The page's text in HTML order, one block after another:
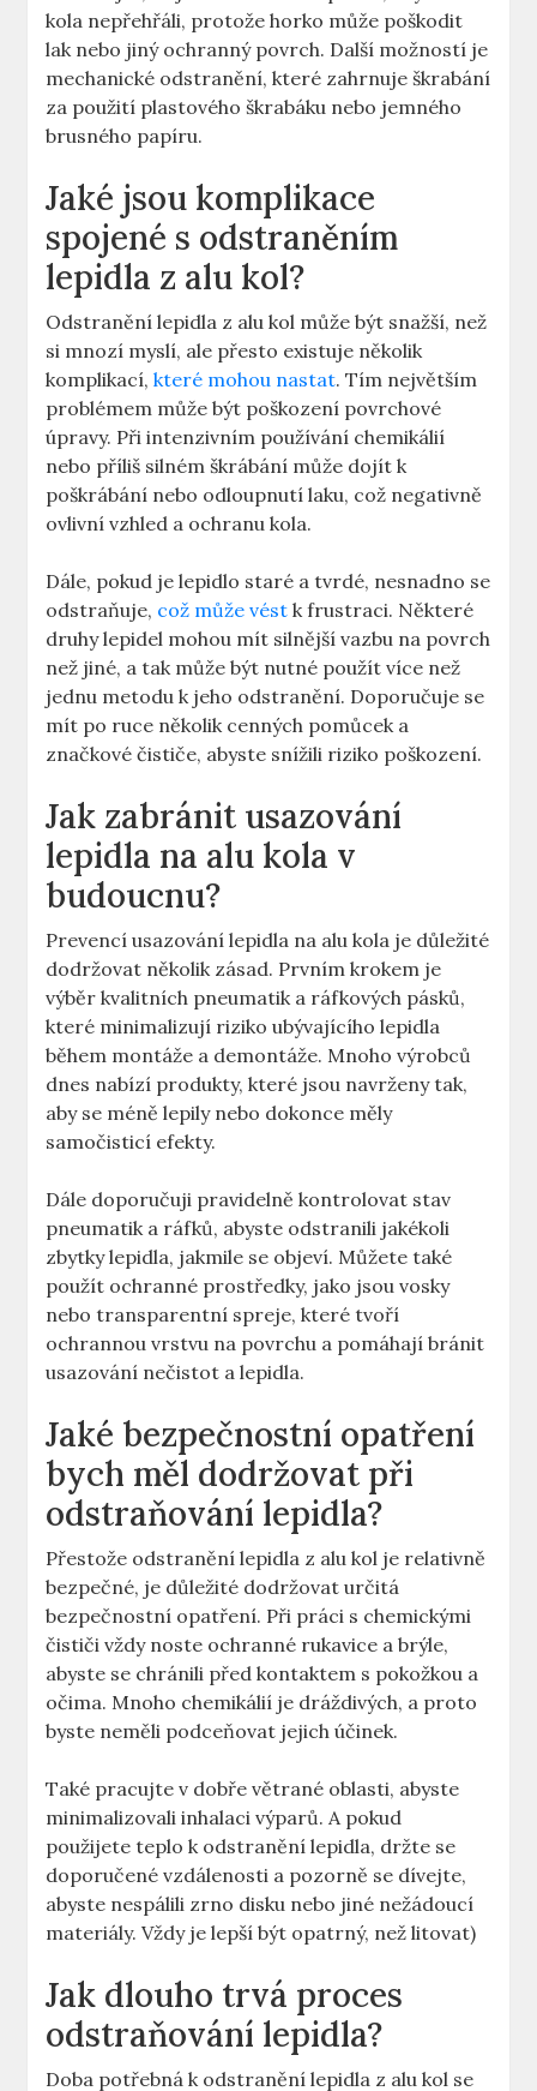
kola nepřehřáli, protože horko může poškodit
lak nebo⁢ jiný⁤ ochranný povrch. Další možností je
mechanické odstranění, které zahrnuje ​škrabání
za použití plastového škrabáku ⁣nebo jemného
brusného papíru.
Jaké⁣ jsou komplikace
spojené⁤ s ‌odstraněním
lepidla z alu ⁢kol?
Odstranění lepidla z alu kol může být snažší, než
si mnozí myslí, ale přesto existuje několik
komplikací, ⁢které mohou nastat. Tím největším
problémem může být poškození povrchové
úpravy. Při intenzivním‌ používání chemikálií
nebo příliš ‍silném škrábání může dojít k
poškrábání nebo odloupnutí laku, což negativně
ovlivní vzhled a ochranu kola.
Dále, pokud je lepidlo staré a tvrdé, nesnadno se
odstraňuje, ‌ což může vést k frustraci. Některé
druhy‌ lepidel mohou mít silnější vazbu⁤ na povrch
než jiné, a‍ tak⁤ může být nutné použít⁢ více ​než
jednu metodu k ​jeho odstranění.​ Doporučuje se
mít po ruce několik cenných pomůcek ‌a
značkové čističe, abyste snížili riziko poškození.
Jak zabránit usazování
lepidla na alu kola v
budoucnu?
Prevencí usazování lepidla na​ alu kola je důležité
dodržovat několik zásad. Prvním krokem je
výběr kvalitních pneumatik a ‌ráfkových pásků,
které minimalizují riziko ubývajícího lepidla‍
během ⁣montáže ⁤a demontáže.‍ Mnoho výrobců
dnes nabízí produkty, které ‌jsou navrženy tak,
aby se méně lepily nebo dokonce ⁣měly
samočisticí efekty.
Dále doporučuji pravidelně kontrolovat stav
pneumatik a‍ ráfků, abyste odstranili⁢ jakékoli
zbytky lepidla, jakmile se objeví. ‌Můžete také
použít ochranné prostředky, jako jsou vosky
nebo transparentní spreje, které​ tvoří
ochrannou⁣ vrstvu ⁢na povrchu a pomáhají bránit
usazování nečistot a lepidla.
Jaké bezpečnostní opatření
bych‌ měl dodržovat při
odstraňování lepidla?
Přestože odstranění lepidla z alu kol je relativně
bezpečné, je důležité dodržovat určitá
bezpečnostní opatření. Při práci⁢ s chemickými
⁣čističi vždy ​noste​ ochranné rukavice a brýle,
abyste se chránili před kontaktem s pokožkou a
očima. ⁤Mnoho chemikálií je dráždivých, a proto
byste ​neměli⁣ podceňovat jejich účinek.
Také pracujte v dobře větrané oblasti, abyste
minimalizovali inhalaci výparů. A ‍pokud
použijete⁤ teplo k odstranění lepidla, ​držte se
doporučené⁤ vzdálenosti a pozorně ⁤se‌ dívejte,
abyste nespálili zrno disku nebo jiné​ nežádoucí⁢
materiály. Vždy je lepší být opatrný, než litovat)
Jak dlouho trvá proces
odstraňování lepidla?
Doba potřebná k odstranění lepidla z alu kol se